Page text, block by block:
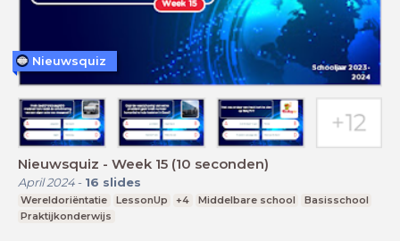
Nieuwsquiz - Week 15 (10 seconden)
April 2024- 16 slides
Wereldoriëntatie LessonUp +4 Middelbare school
Basisschool
Praktijkonderwijs
Nieuwsquiz